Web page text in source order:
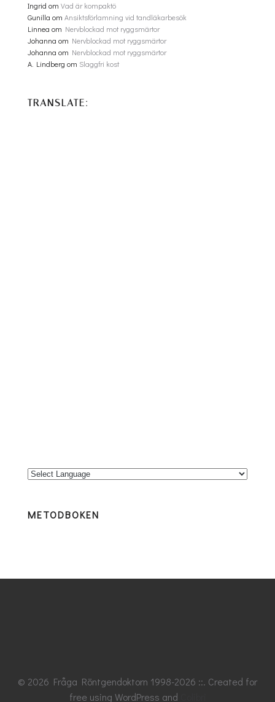
Ingrid om Vad är kompaktö
Gunilla om Ansiktsförlamning vid tandläkarbesök
Linnea om Nervblockad mot ryggsmärtor
Johanna om Nervblockad mot ryggsmärtor
Johanna om Nervblockad mot ryggsmärtor
A. Lindberg om Slaggfri kost
TRANSLATE:
METODBOKEN
© 2026 Fråga Röntgendoktorn 1998-2026 ::. Created for
free using WordPress and